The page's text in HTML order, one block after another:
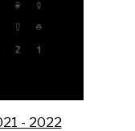
- 2022